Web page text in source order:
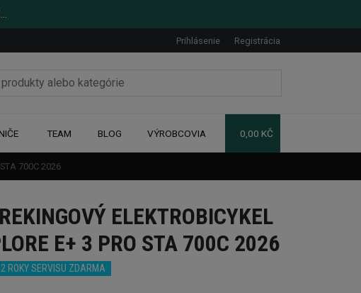
Prihlásenie Registrácia
TEAM BLOG VÝROBCOVIA 0,00 KČ
700C 2026
ELEKTROBICYKEL
E+ 3 PRO STA 700C 2026
2 ROKY SERVISU ZDARMA